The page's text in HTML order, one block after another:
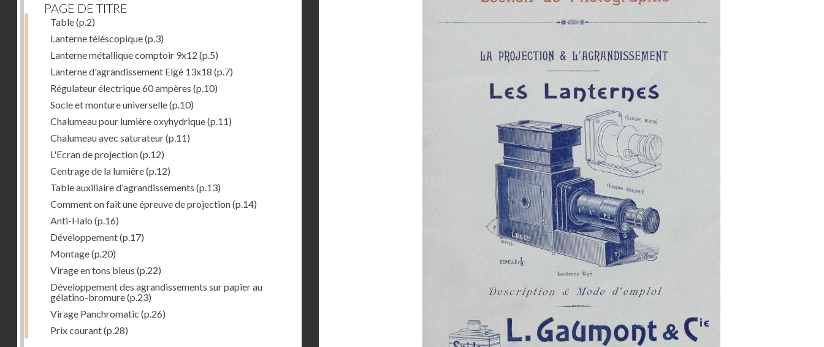
PAGE DE TITRE
Table(p.2)
Lanterne téléscopique(p.3)
Lanterne métallique comptoir 9x12 (p.5)
Lanterne d'agrandissement Elgé 13x18 (p.7)
Régulateur électrique 60 ampères (p.10)
Socle et monture universelle(p.10)
Chalumeau pour lumière oxyhydrique(p.11)
Chalumeau avec saturateur(p.11)
L'Ecran de projection(p.12)
Centrage de la lumière(p.12)
Table auxiliaire d'agrandissements (p.13)
Comment on fait une épreuve de projection(p.14)
Anti-Halo (p.16)
Développement(p.17)
Montage(p.20)
Virage en tons bleus (p.22)
Développement des agrandissements sur papier au
gélatino-bromure(p.23)
Virage Panchromatic (p.26)
Prix courant(p.28)